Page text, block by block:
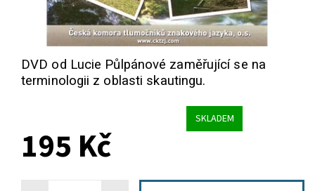
DVD od Lucie Půlpánové zaměřující se na
terminologii z oblasti skautingu.
SKLADEM
195 Kč